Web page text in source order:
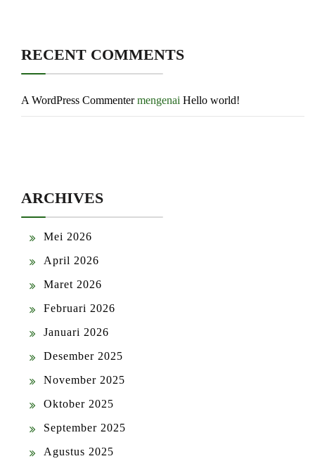
RECENT COMMENTS
A WordPress Commentermengenai Hello world!
ARCHIVES
Mei 2026
April 2026
Maret 2026
Februari 2026
Januari 2026
Desember 2025
November 2025
Oktober 2025
September 2025
Agustus 2025